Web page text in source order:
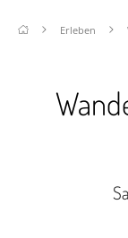
Erleben